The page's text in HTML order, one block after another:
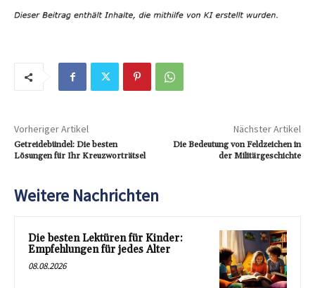
Vorheriger Artikel
Getreidebündel: Die besten
Lösungen für Ihr Kreuzworträtsel
Nächster Artikel
Die Bedeutung von Feldzeichen in
der Militärgeschichte
Weitere Nachrichten
Die besten Lektüren für Kinder:
Empfehlungen für jedes Alter
08.08.2026